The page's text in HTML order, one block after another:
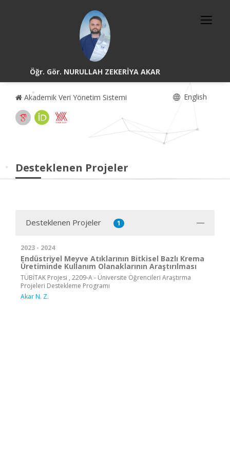
Öğr. Gör. NURULLAH ZEKERİYA AKAR
Akademik Veri Yönetim Sistemi English
Desteklenen Projeler
Desteklenen Projeler 1
2023 - 2024
Endüstriyel Meyve Atıklarının Bitkisel Bazlı Krema
Üretiminde Kullanım Olanaklarının Araştırılması
TÜBİTAK Projesi , 2209-A - Üniversite Öğrencileri Araştırma
Projeleri Destekleme Programı
Akar N. Z.